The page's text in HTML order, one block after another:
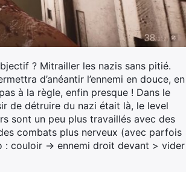
? Mitrailler les nazis sans pitié.
d’anéantir l’ennemi en douce, en
à la règle, enfin presque ! Dans le
de détruire du nazi était là, le level
sont un peu plus travaillés avec des
combats plus nerveux (avec parfois
: couloir -> ennemi droit devant > vider